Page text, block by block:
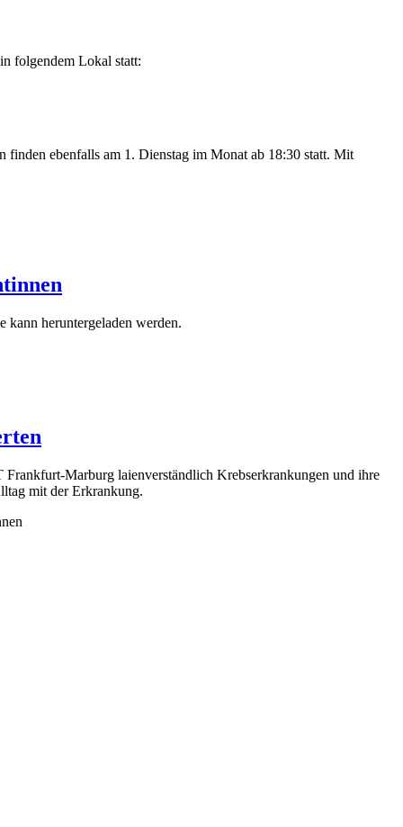
folgendem Lokal statt:
ebenfalls am 1. Dienstag im Monat ab 18:30 statt. Mit
heruntergeladen werden.
Marburg laienverständlich Krebserkrankungen und ihre
mit der Erkrankung.